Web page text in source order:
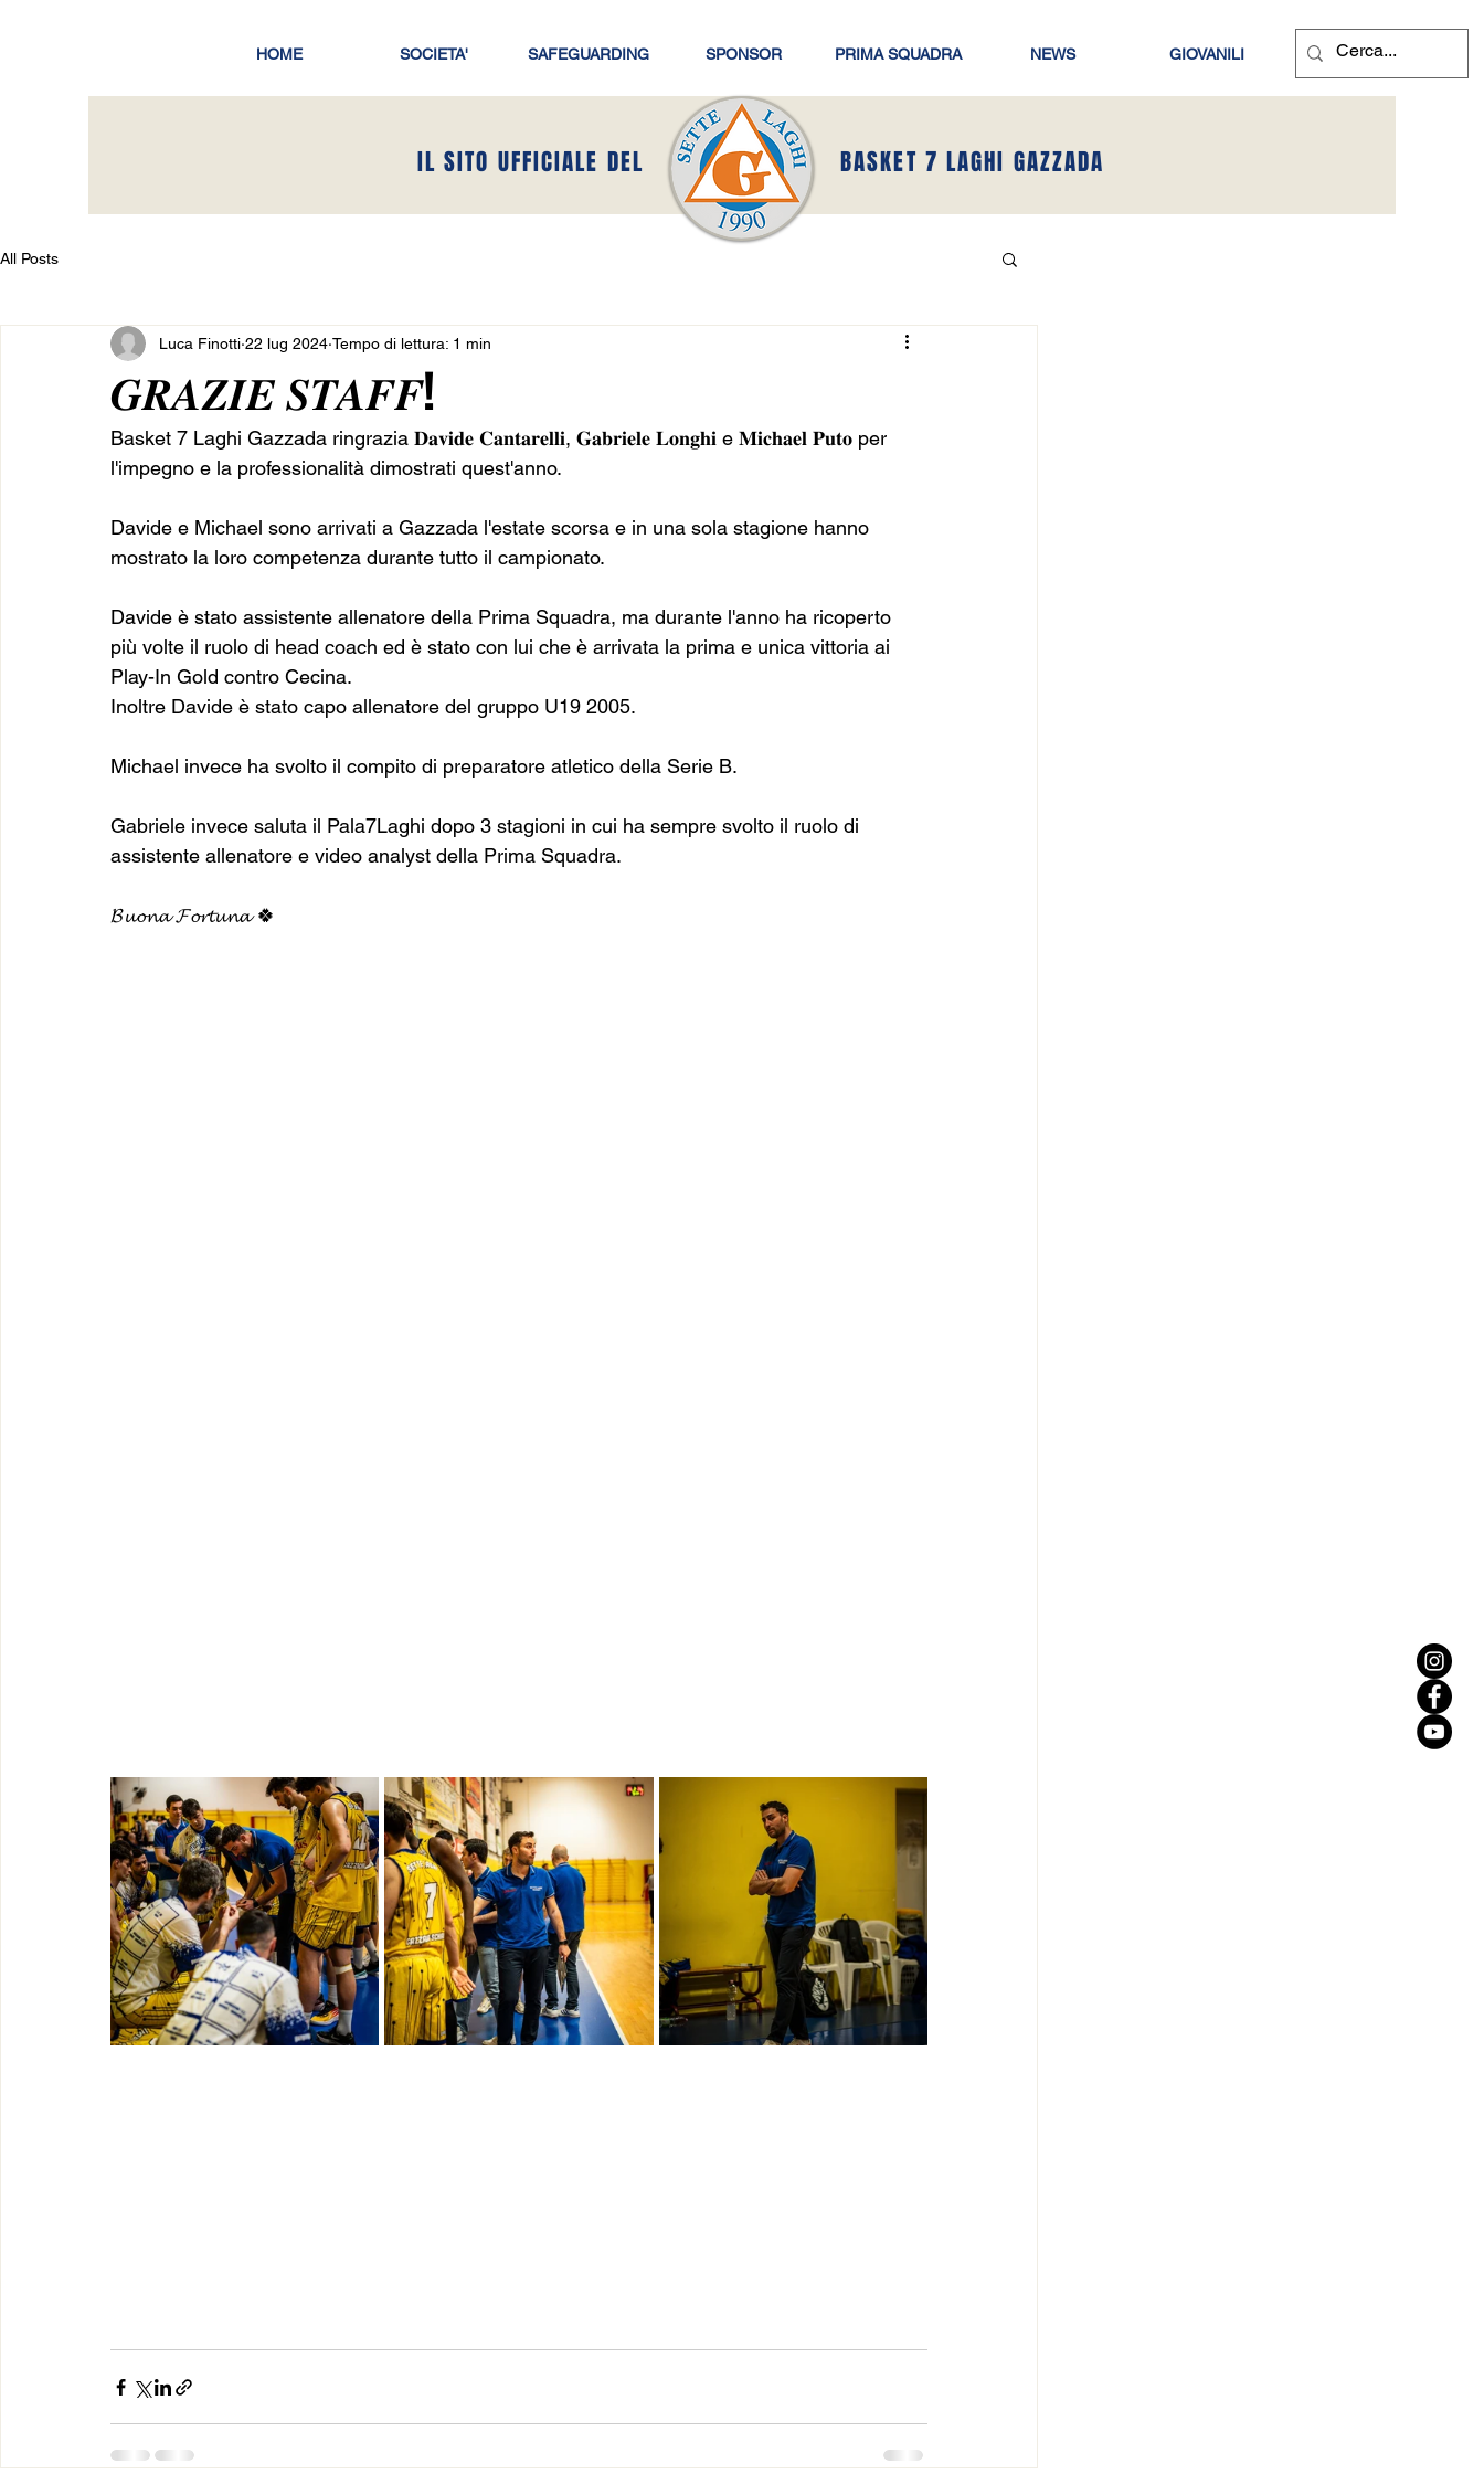
HOME SOCIETA' SAFEGUARDING SPONSOR PRIMA SQUADRA NEWS GIOVANILI
IL SITO UFFICIALE DEL BASKET 7 LAGHI GAZZADA
All Posts
𝑮𝑹𝑨𝒁𝑰𝑬 𝑺𝑻𝑨𝑭𝑭!
Luca Finotti 22 lug 2024 Tempo di lettura: 1 min
Basket 7 Laghi Gazzada ringrazia 𝐃𝐚𝐯𝐢𝐝𝐞 𝐂𝐚𝐧𝐭𝐚𝐫𝐞𝐥𝐥𝐢, 𝐆𝐚𝐛𝐫𝐢𝐞𝐥𝐞 𝐋𝐨𝐧𝐠𝐡𝐢 e 𝐌𝐢𝐜𝐡𝐚𝐞𝐥 𝐏𝐮𝐭𝐨 per
l'impegno e la professionalità dimostrati quest'anno.
Davide e Michael sono arrivati a Gazzada l'estate scorsa e in una sola stagione hanno
mostrato la loro competenza durante tutto il campionato.
Davide è stato assistente allenatore della Prima Squadra, ma durante l'anno ha ricoperto
più volte il ruolo di head coach ed è stato con lui che è arrivata la prima e unica vittoria ai
Play-In Gold contro Cecina.
Inoltre Davide è stato capo allenatore del gruppo U19 2005.
Michael invece ha svolto il compito di preparatore atletico della Serie B.
Gabriele invece saluta il Pala7Laghi dopo 3 stagioni in cui ha sempre svolto il ruolo di
assistente allenatore e video analyst della Prima Squadra.
𝓑𝓾𝓸𝓷𝓪 𝓕𝓸𝓻𝓽𝓾𝓷𝓪 🍀